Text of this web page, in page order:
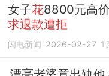
女子花8800元高
求退款遭拒
闪电新闻 2026-02-27 1